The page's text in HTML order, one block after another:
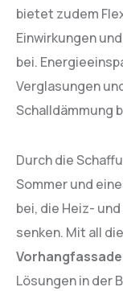
bietet zudem
Einwirkungen
bei.
Verglasungen
Schalldämmung
Durch die
Sommer und
bei, die Heiz-
senken. Mit all
Lösungen in der